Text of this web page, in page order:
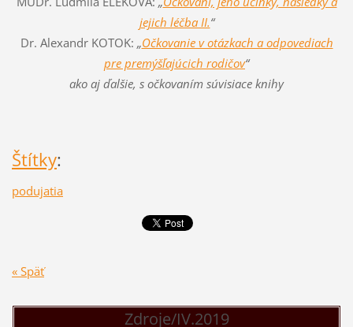
jejich léčba II.“
Dr. Alexandr KOTOK: „Očkovanie v otázkach a odpovediach
pre premýšľajúcich rodičov“
ako aj ďalšie, s očkovaním súvisiace knihy
Štítky:
podujatia
« Späť
Zdroje/IV.2019